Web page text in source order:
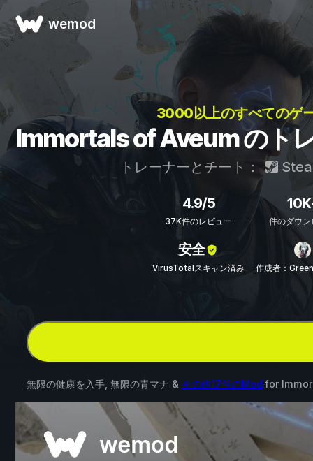
wemod
3000以上のすべてのゲ
Immortals of Aveum のト
トレーナーとチート：
4.9/5
37K件のレビュー 件のダウン
安全
VirusTotalスキャン済み 作成者：
無限の健康を入手, 無限の青マナ & その他17件のMod for